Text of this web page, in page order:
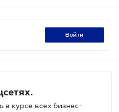
войти
в курсе всех бизнес-